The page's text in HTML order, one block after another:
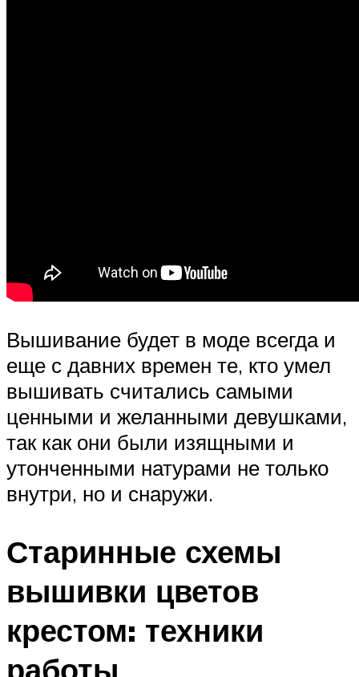
Вышивание будет в моде всегда и
еще с давних времен те, кто умел
вышивать считались самыми
ценными и желанными девушками,
так как они были изящными и
утонченными натурами не только
внутри, но и снаружи.
Старинные схемы
вышивки цветов
крестом: техники